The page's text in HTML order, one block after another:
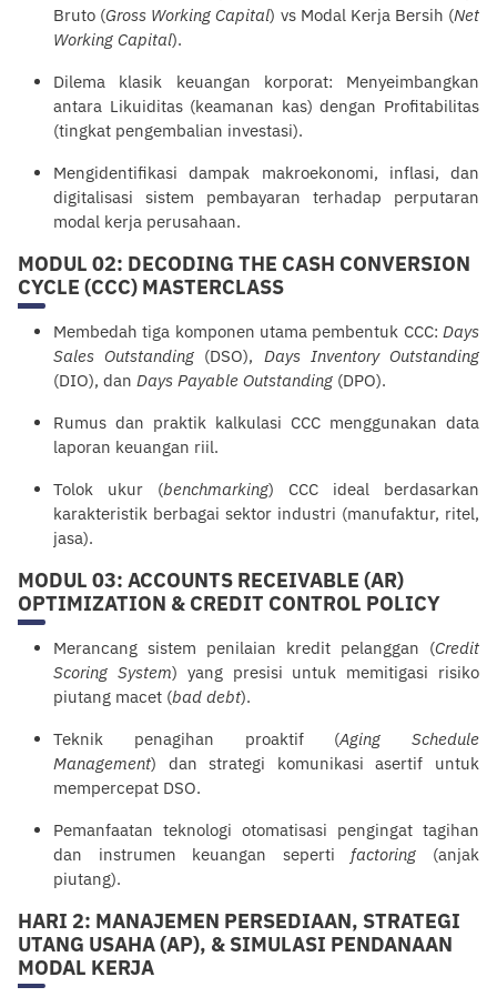
Bruto (Gross Working Capital) vs Modal Kerja Bersih (Net
Working Capital).
Dilema klasik keuangan korporat: Menyeimbangkan
antara Likuiditas (keamanan kas) dengan Profitabilitas
(tingkat pengembalian investasi).
Mengidentifikasi dampak makroekonomi, inflasi, dan
digitalisasi sistem pembayaran terhadap perputaran
modal kerja perusahaan.
MODUL 02: DECODING THE CASH CONVERSION
CYCLE (CCC) MASTERCLASS
Membedah tiga komponen utama pembentuk CCC: Days
Sales Outstanding (DSO), Days Inventory Outstanding
(DIO), dan Days Payable Outstanding (DPO).
Rumus dan praktik kalkulasi CCC menggunakan data
laporan keuangan riil.
Tolok ukur (benchmarking) CCC ideal berdasarkan
karakteristik berbagai sektor industri (manufaktur, ritel,
jasa).
MODUL 03: ACCOUNTS RECEIVABLE (AR)
OPTIMIZATION & CREDIT CONTROL POLICY
Merancang sistem penilaian kredit pelanggan (Credit
Scoring System) yang presisi untuk memitigasi risiko
piutang macet (bad debt).
Teknik penagihan proaktif (Aging Schedule
Management) dan strategi komunikasi asertif untuk
mempercepat DSO.
Pemanfaatan teknologi otomatisasi pengingat tagihan
dan instrumen keuangan seperti factoring (anjak
piutang).
HARI 2: MANAJEMEN PERSEDIAAN, STRATEGI
UTANG USAHA (AP), & SIMULASI PENDANAAN
MODAL KERJA